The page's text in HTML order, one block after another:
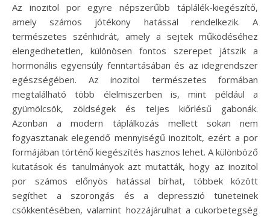
Az inozitol por egyre népszerűbb táplálék-kiegészítő,
amely számos jótékony hatással rendelkezik. A
természetes szénhidrát, amely a sejtek működéséhez
elengedhetetlen, különösen fontos szerepet játszik a
hormonális egyensúly fenntartásában és az idegrendszer
egészségében. Az inozitol természetes formában
megtalálható több élelmiszerben is, mint például a
gyümölcsök, zöldségek és teljes kiőrlésű gabonák.
Azonban a modern táplálkozás mellett sokan nem
fogyasztanak elegendő mennyiségű inozitolt, ezért a por
formájában történő kiegészítés hasznos lehet. A különböző
kutatások és tanulmányok azt mutatták, hogy az inozitol
por számos előnyös hatással bírhat, többek között
segíthet a szorongás és a depresszió tüneteinek
csökkentésében, valamint hozzájárulhat a cukorbetegség